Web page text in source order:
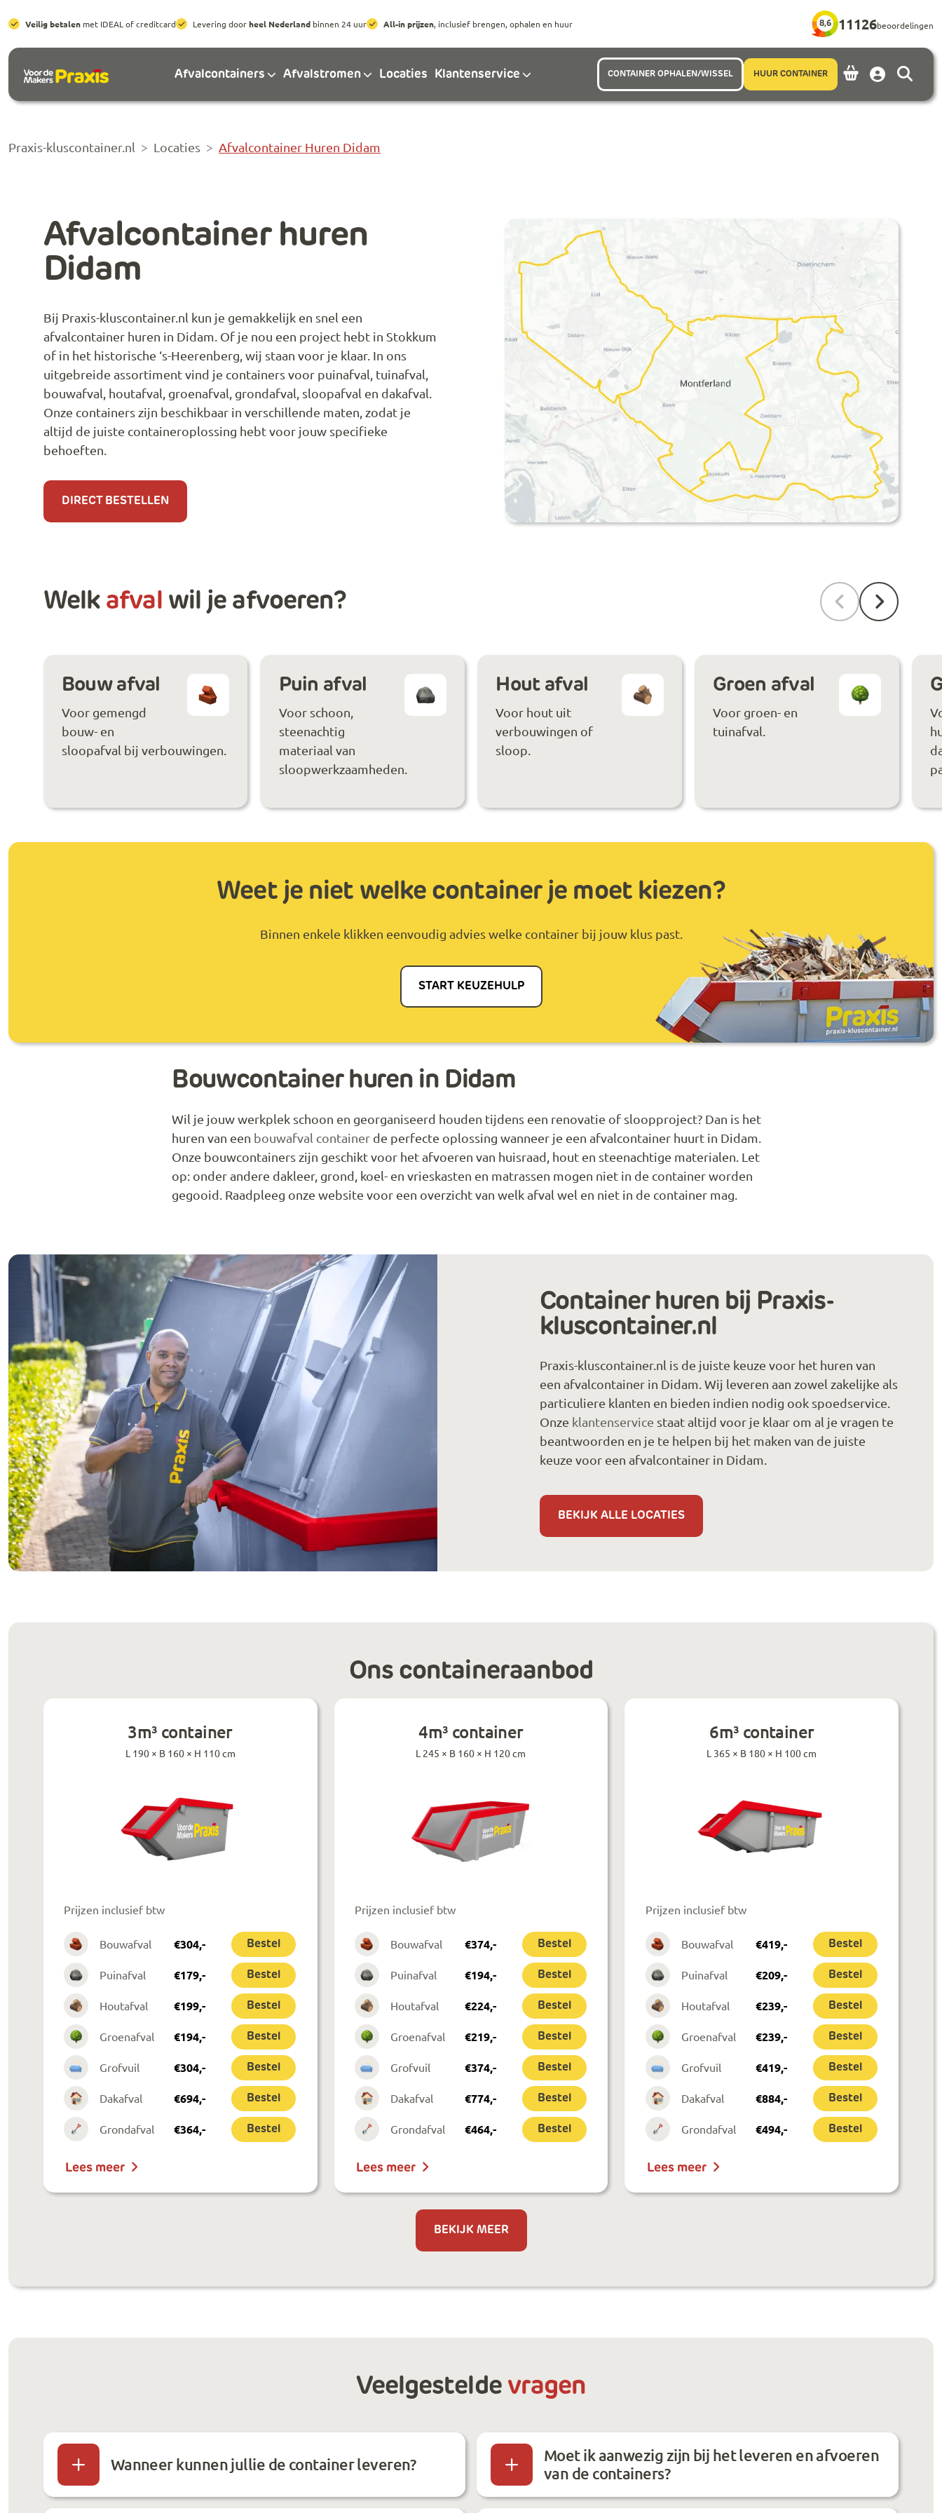
Veilig betalen met IDEAL of creditcard Levering doorheel Nederland binnen 24 uur All-in prijzen, inclusief brengen, ophalen en huur 8,6 11126beoordelingen
Afvalcontainers Afvalstromen Locaties Klantenservice CONTAINER OPHALEN/WISSEL HUUR CONTAINER Account
Praxis-kluscontainer.nl Locaties Afvalcontainer Huren Didam
Afvalcontainer huren
Didam
Bij Praxis-kluscontainer.nl kun je gemakkelijk en snel een
afvalcontainer huren in Didam. Of je nou een project hebt in Stokkum
of in het historische ‘s-Heerenberg, wij staan voor je klaar. In ons
uitgebreide assortiment vind je containers voor puinafval, tuinafval,
bouwafval, houtafval, groenafval, grondafval, sloopafval en dakafval.
Onze containers zijn beschikbaar in verschillende maten, zodat je
altijd de juiste containeroplossing hebt voor jouw specifieke
behoeften.
DIRECT BESTELLEN
Welk afval wil je afvoeren?
Bouw afval
Voor gemengd
bouw- en
sloopafval bij verbouwingen.
Puin afval
Voor schoon,
steenachtig
materiaal van
sloopwerkzaamheden.
Hout afval
Voor hout uit
verbouwingen of
sloop.
Groen afval
Voor groen- en
tuinafval.
Weet je niet welke container je moet kiezen?
Binnen enkele klikken eenvoudig advies welke container bij jouw klus past.
START KEUZEHULP
Bouwcontainer huren in Didam
Wil je jouw werkplek schoon en georganiseerd houden tijdens een renovatie of sloopproject? Dan is het
huren van een bouwafval container de perfecte oplossing wanneer je een afvalcontainer huurt in Didam.
Onze bouwcontainers zijn geschikt voor het afvoeren van huisraad, hout en steenachtige materialen. Let
op: onder andere dakleer, grond, koel- en vrieskasten en matrassen mogen niet in de container worden
gegooid. Raadpleeg onze website voor een overzicht van welk afval wel en niet in de container mag.
Container huren bij Praxis-
kluscontainer.nl
Praxis-kluscontainer.nl is de juiste keuze voor het huren van
een afvalcontainer in Didam. Wij leveren aan zowel zakelijke als
particuliere klanten en bieden indien nodig ook spoedservice.
Onze klantenservice staat altijd voor je klaar om al je vragen te
beantwoorden en je te helpen bij het maken van de juiste
keuze voor een afvalcontainer in Didam.
BEKIJK ALLE LOCATIES
Ons containeraanbod
3m³ container
L 190 × B 160 × H 110 cm
Prijzen inclusief btw
Bouwafval €304,- Bestel
Puinafval €179,- Bestel
Houtafval €199,- Bestel
Groenafval €194,- Bestel
Grofvuil €304,- Bestel
Dakafval €694,- Bestel
Grondafval €364,- Bestel
Lees meer
4m³ container
L 245 × B 160 × H 120 cm
Prijzen inclusief btw
Bouwafval €374,- Bestel
Puinafval €194,- Bestel
Houtafval €224,- Bestel
Groenafval €219,- Bestel
Grofvuil €374,- Bestel
Dakafval €774,- Bestel
Grondafval €464,- Bestel
Lees meer
6m³ container
L 365 × B 180 × H 100 cm
Prijzen inclusief btw
Bouwafval €419,- Bestel
Puinafval €209,- Bestel
Houtafval €239,- Bestel
Groenafval €239,- Bestel
Grofvuil €419,- Bestel
Dakafval €884,- Bestel
Grondafval €494,- Bestel
Lees meer
BEKIJK MEER
Veelgestelde vragen
Wanneer kunnen jullie de container leveren?
Moet ik aanwezig zijn bij het leveren en afvoeren
van de containers?